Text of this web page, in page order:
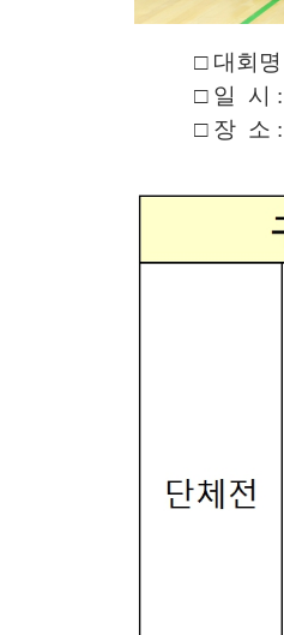
□ 대회명
□ 일 시 :
□ 장 소